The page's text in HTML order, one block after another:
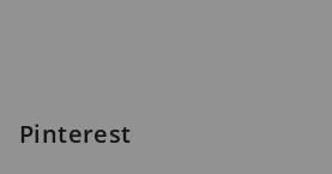
Pinterest